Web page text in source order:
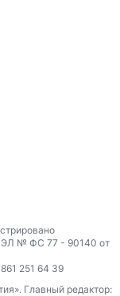
ЭЛ № ФС 77 - 90140 от
251 64 39
Главный редактор: